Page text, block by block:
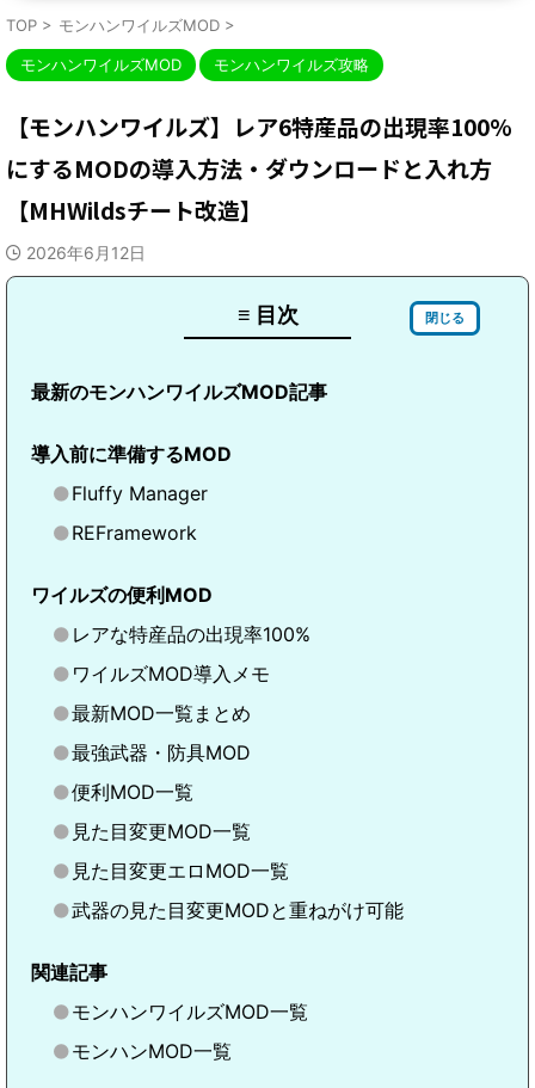
TOP > モンハンワイルズMOD >
モンハンワイルズMOD モンハンワイルズ攻略
【モンハンワイルズ】レア6特産品の出現率100%
にするMODの導入方法・ダウンロードと入れ方
【MHWildsチート改造】
2026年6月12日
≡ 目次 閉じる
最新のモンハンワイルズMOD記事
導入前に準備するMOD
Fluffy Manager
REFramework
ワイルズの便利MOD
レアな特産品の出現率100%
ワイルズMOD導入メモ
最新MOD一覧まとめ
最強武器・防具MOD
便利MOD一覧
見た目変更MOD一覧
見た目変更エロMOD一覧
武器の見た目変更MODと重ねがけ可能
関連記事
モンハンワイルズMOD一覧
モンハンMOD一覧